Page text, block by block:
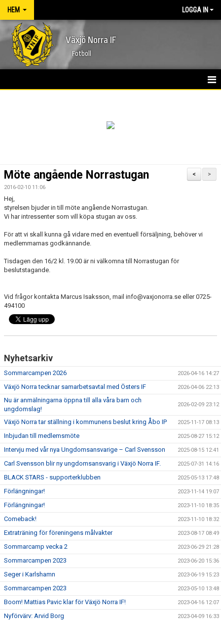
HEM LOGGA IN
Växjö Norra IF
Fotboll
KALENDER
MATCHER
FÖLJ OSS PÅ FACEBOOK
>
<
Möte angående Norrastugan
2016-02-10 11:06
Hej,
styrelsen bjuder in till möte angående Norrastugan.
Vi har intressenter som vill köpa stugan av oss.
För att vi skall kunna gå vidare med en eventuell försäljning, behöver vi
medlemmarnas godkännande.
Tisdagen den 16/2 kl. 19.00 är ni välkomna till Norrastugan för
beslutstagande.
Vid frågor kontakta Marcus Isaksson, mail info@vaxjonorra.se eller 0725-
494100
Nyhetsarkiv
Sommarcampen 2026 2026-04-16 14:27
Växjö Norra tecknar samarbetsavtal med Östers IF 2026-04-06 22:13
Nu är anmälningarna öppna till alla våra barn och
ungdomslag!
2026-02-09 23:12
Växjö Norra tar ställning i kommunens beslut kring Åbo IP 2025-11-17 08:13
Inbjudan till medlemsmöte 2025-08-27 15:12
Intervju med vår nya Ungdomsansvarige – Carl Svensson 2025-08-15 12:41
Carl Svensson blir ny ungdomsansvarig i Växjö Norra IF. 2025-07-31 14:16
BLACK STARS - supporterklubben 2025-05-13 17:48
Förlängningar! 2023-11-14 19:07
Förlängningar! 2023-11-10 18:35
Comeback! 2023-11-10 18:32
Extraträning för föreningens målvakter 2023-08-17 08:49
Sommarcamp vecka 2 2023-06-29 21:28
Sommarcampen 2023 2023-06-20 15:36
Seger i Karlshamn 2023-06-19 15:23
Sommarcampen 2023 2023-05-10 13:48
Boom! Mattias Pavic klar för Växjö Norra IF! 2023-04-16 12:07
Nyförvärv: Arvid Borg 2023-04-09 16:33